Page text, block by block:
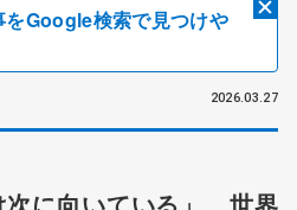
Google検索で見つけや
2026.03.27